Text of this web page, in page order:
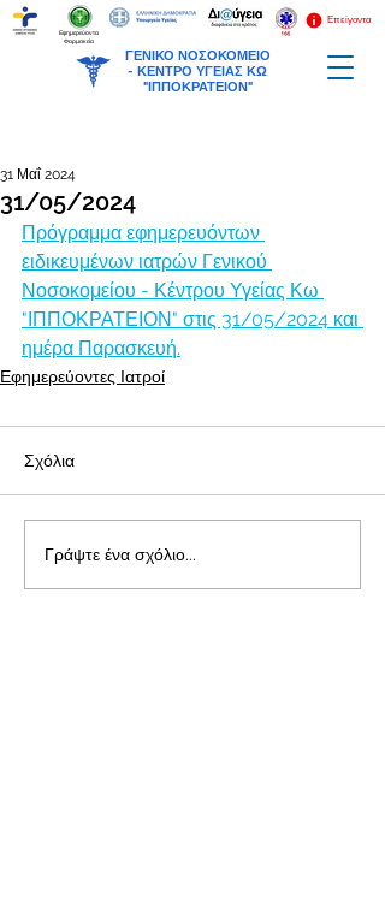
ΓΕΝΙΚΟ ΝΟΣΟΚΟΜΕΙΟ
- ΚΕΝΤΡΟ ΥΓΕΙΑΣ ΚΩ
"ΙΠΠΟΚΡΑΤΕΙΟΝ"
Επείγοντα
Εφημερεύοντα
Φαρμακεία
31/05/2024
31 Μαΐ 2024
Πρόγραμμα εφημερευόντων
ειδικευμένων ιατρών Γενικού
Νοσοκομείου - Κέντρου Υγείας Κω
"ΙΠΠΟΚΡΑΤΕΙΟΝ" στις 31/05/2024 και
ημέρα Παρασκευή.
Εφημερεύοντες Ιατροί
Σχόλια
Γράψτε ένα σχόλιο...